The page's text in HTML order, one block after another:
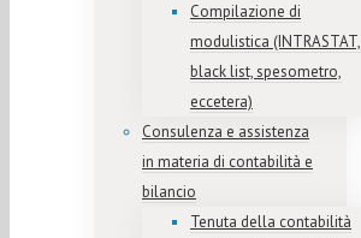
Compilazione di
modulistica (INTRASTAT,
black list, spesometro,
eccetera)
Consulenza e assistenza
in materia di contabilità e
bilancio
Tenuta della contabilità